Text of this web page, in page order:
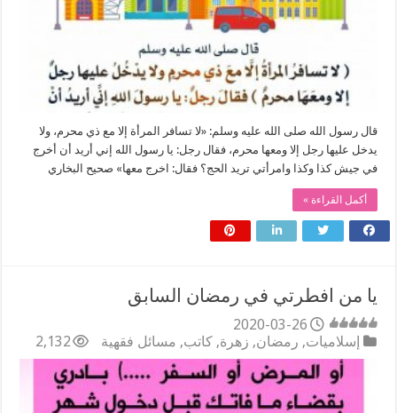
قال رسول الله صلى الله عليه وسلم: «لا تسافر المرأة إلا مع ذي محرم، ولا
يدخل عليها رجل إلا ومعها محرم، فقال رجل: يا رسول الله إني أريد أن أخرج
في جيش كذا وكذا وامرأتي تريد الحج؟ فقال: اخرج معها» صحيح البخاري
أكمل القراءة »
يا من افطرتي في رمضان السابق
2020-03-26
إسلاميات, رمضان, زهرة, كاتب, مسائل فقهية 2,132